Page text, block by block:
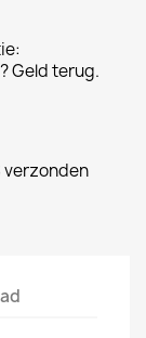
Geld terug.
verzonden